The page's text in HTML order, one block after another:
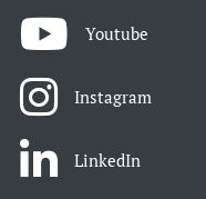
Youtube
Instagram
LinkedIn